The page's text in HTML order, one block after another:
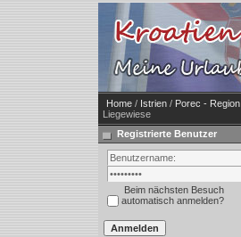
Home / Istrien / Porec - Region
Liegewiese
Registrierte Benutzer
Beim nächsten Besuch
automatisch anmelden?